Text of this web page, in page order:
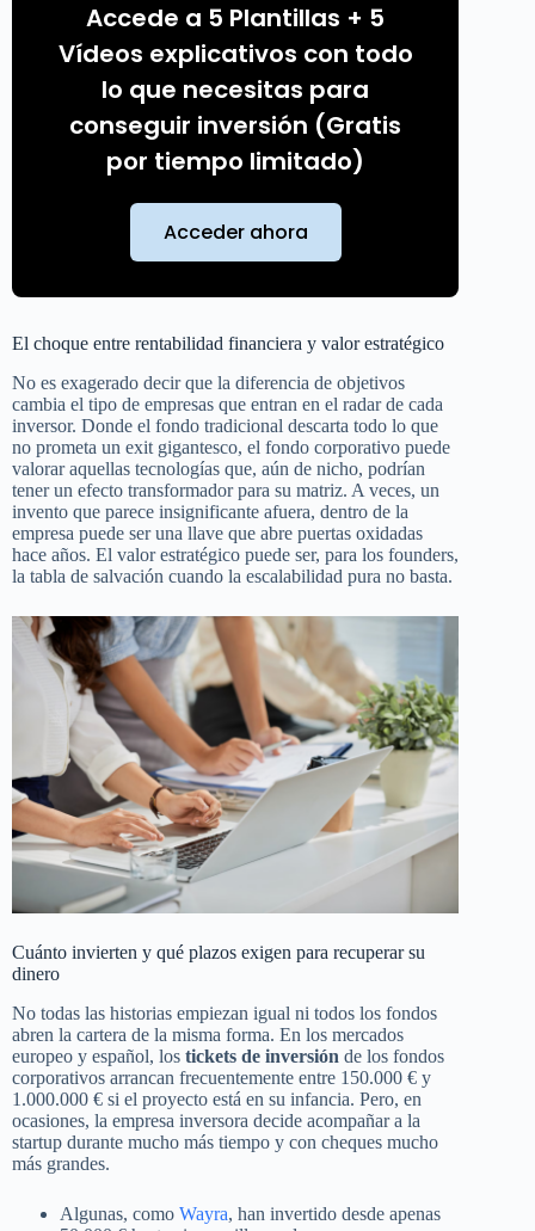
Accede a 5 Plantillas + 5
Vídeos explicativos con todo
lo que necesitas para
conseguir inversión (Gratis
por tiempo limitado)
Acceder ahora
El choque entre rentabilidad financiera y valor estratégico
No es exagerado decir que la diferencia de objetivos
cambia el tipo de empresas que entran en el radar de cada
inversor. Donde el fondo tradicional descarta todo lo que
no prometa un exit gigantesco, el fondo corporativo puede
valorar aquellas tecnologías que, aún de nicho, podrían
tener un efecto transformador para su matriz. A veces, un
invento que parece insignificante afuera, dentro de la
empresa puede ser una llave que abre puertas oxidadas
hace años. El valor estratégico puede ser, para los founders,
la tabla de salvación cuando la escalabilidad pura no basta.
Cuánto invierten y qué plazos exigen para recuperar su
dinero
No todas las historias empiezan igual ni todos los fondos
abren la cartera de la misma forma. En los mercados
europeo y español, los tickets de inversión de los fondos
corporativos arrancan frecuentemente entre 150.000 € y
1.000.000 € si el proyecto está en su infancia. Pero, en
ocasiones, la empresa inversora decide acompañar a la
startup durante mucho más tiempo y con cheques mucho
más grandes.
Algunas, como Wayra, han invertido desde apenas